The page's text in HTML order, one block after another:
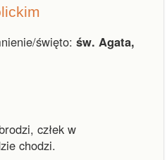
święto: św. Agata,
człek w
chodzi.